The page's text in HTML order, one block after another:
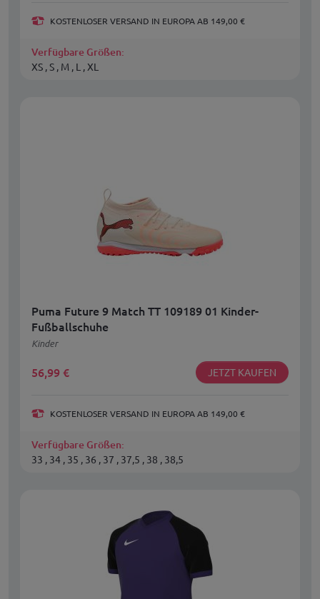
KOSTENLOSER VERSAND IN EUROPA AB 149,00 €
Verfügbare Größen:
XS , S , M , L , XL
Puma Future 9 Match TT 109189 01 Kinder-
Fußballschuhe
Kinder
56,99 € JETZT KAUFEN
KOSTENLOSER VERSAND IN EUROPA AB 149,00 €
Verfügbare Größen:
33 , 34 , 35 , 36 , 37 , 37,5 , 38 , 38,5